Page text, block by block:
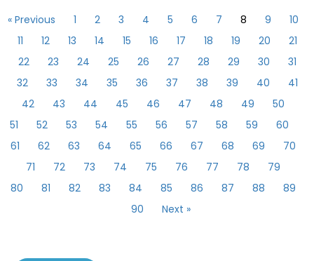
« Previous 1 2 3 4 5 6 7 8 9
10
11
12 13 14 15 16 17 18 19 20
21
22
23 24 25 26 27 28 29 30
31
32
33 34 35 36 37 38 39 40
41
42
43 44 45 46 47 48 49
50
51
52 53 54 55 56 57 58 59
60
61
62 63 64 65 66 67 68 69
70
71
72 73 74 75 76 77 78
79
80
81 82 83 84 85 86 87 88
89
90
Next »